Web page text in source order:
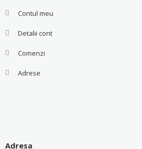
Contul meu
Detalii cont
Comenzi
Adrese
Adresa